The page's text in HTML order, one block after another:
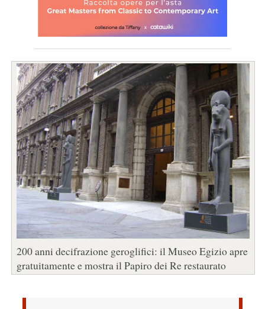
200 anni decifrazione geroglifici: il Museo Egizio apre
gratuitamente e mostra il Papiro dei Re restaurato